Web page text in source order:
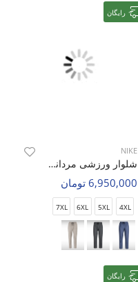
رایگان
NIKE
شلوار ورزشی مردانه نایک Nike Aero Fit M
6,950,000 تومان
4XL
5XL
6XL
7XL
رایگان